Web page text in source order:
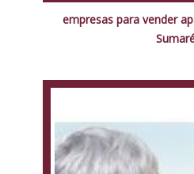
empresas para vender